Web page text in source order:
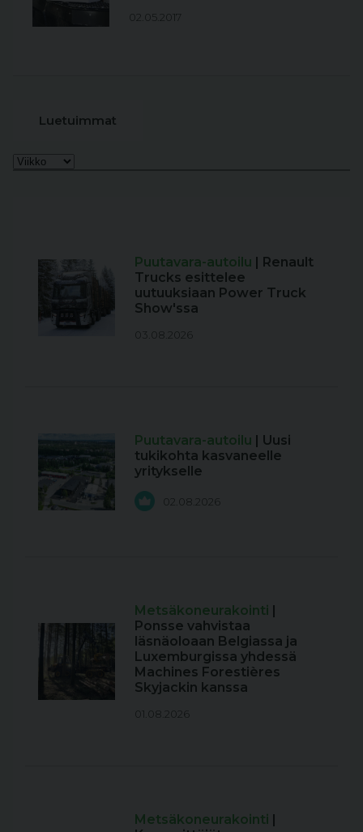
02.05.2017
Luetuimmat
Puutavara-autoilu | Renault
Trucks esittelee
uutuuksiaan Power Truck
Show'ssa
03.08.2026
Puutavara-autoilu | Uusi
tukikohta kasvaneelle
yritykselle
02.08.2026
Metsäkoneurakointi |
Ponsse vahvistaa
läsnäoloaan Belgiassa ja
Luxemburgissa yhdessä
Machines Forestières
Skyjackin kanssa
01.08.2026
Metsäkoneurakointi |